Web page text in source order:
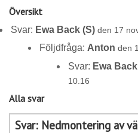
Översikt
Svar: Ewa Back (S) den 17
Följdfråga: Anton den
Svar: Ewa
10.16
Alla svar
Svar: Nedmontering av